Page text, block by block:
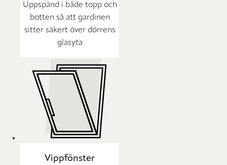
Uppspänd i både topp och
botten så att gardinen
sitter säkert över dörrens
glasyta
Vippfönster